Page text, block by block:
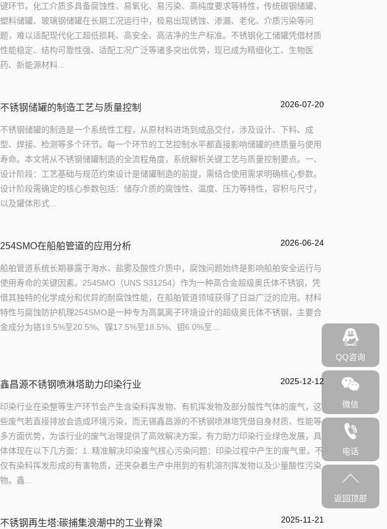
键环节。化工介质多具备腐蚀性、易氧化、易污染、高纯度要求等特性，传统碳钢储罐、
塑料储罐、玻璃钢储罐在长期工况运行中，极易出现锈蚀、渗漏、老化、介质污染等问
题，难以适配现代化工超低损耗、高安全、高洁净的生产标准。不锈钢化工储罐凭借材质
性能稳定、结构可靠性强、适配工况广泛等诸多突出优势，现已成为精细化工、生物医
药、新能源材料...
不锈钢储罐的制造工艺与质量控制 2026-07-20
不锈钢储罐的制造是一个系统性工程，从原材料进场到成品交付，涉及设计、下料、成
型、焊接、检测等多个环节。每一个环节的工艺控制水平都直接影响储罐的终质量与使用
寿命。本文将从不锈钢储罐制造的全流程角度，系统解析关键工艺与质量控制要点。一、
设计阶段：工艺基础与规范约束设计是储罐制造的前提，需结合使用需求明确核心参数。
设计阶段需确定的核心参数包括：储存介质的腐蚀性、温度、压力等特性，容积与尺寸，
以及罐体形式...
254SMO在船舶管道的应用分析 2026-06-24
船舶管道系统长期暴露于海水、盐雾及酸性介质中，腐蚀问题始终是影响船舶安全运行与
使用寿命的关键因素。254SMO（UNS S31254）作为一种高合金超级奥氏体不锈钢，凭
借其独特的化学成分和优异的耐腐蚀性能，在船舶管道领域获得了日益广泛的应用。材料
特性与腐蚀防护机理254SMO是一种专为高氯离子环境设计的超级奥氏体不锈钢，主要合
金成分为铬19.5%至20.5%、镍17.5%至18.5%、钼6.0%至...
鑫昌源不锈钢喷淋塔助力印染行业 2025-12-12
印染行业在染整等生产环节会产生含染料挥发物、有机挥发物及部分酸性气体的废气，这
些废气若直接排放会造成环境污染，而无锡鑫昌源的不锈钢喷淋塔凭借自身材质、性能等
多方面优势，为该行业的废气治理提供了高效解决方案，有力助力印染行业绿色发展，具
体体现在以下几方面：1. 精准解决印染废气核心污染问题：印染过程中产生的废气里，不
仅有染料挥发形成的有害物质，还夹杂着生产中用到的有机溶剂挥发物以及少量酸性污染
物。鑫...
不锈钢再生塔:碳捕集浪潮中的工业脊梁 2025-11-21
QQ咨询
微信
电话
返回顶部